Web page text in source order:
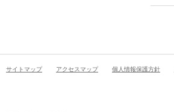
サイトマップ アクセスマップ 個人情報保護方針